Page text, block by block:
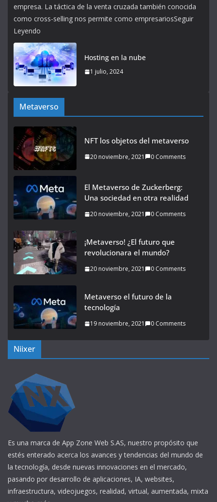
empresa. La táctica de la venta cruzada también conocida
como cross-selling nos permite como empresariosSeguir
Leyendo
Hosting en la nube
1 julio, 2024
Metaverso
NFT los objetos del metaverso
20 noviembre, 2021 0 Comments
El Metaverso de Zuckerberg:
Una sociedad en otra realidad
20 noviembre, 2021 0 Comments
¡Metaverso! ¿El futuro que
revolucionara el mundo?
20 noviembre, 2021 0 Comments
Metaverso el futuro de la
tecnología
19 noviembre, 2021 0 Comments
Niixer
Es una marca de App Zone Web S.AS, nuestro propósito que
estés enterado acerca los avances y tendencias del mundo de
la tecnología, desde nuevas innovaciones en el mercado,
pasando por desarrollo de aplicaciones, IA, websites,
infraestructura, videojuegos, realidad, virtual, aumentada, mixta